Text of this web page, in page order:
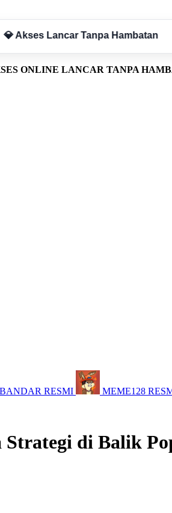
ONLINE LANCAR TANPA
BANDAR RESMI MEME128
Strategi di Balik